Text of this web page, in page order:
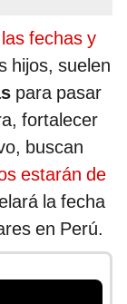
las fechas y
hijos, suelen
para pasar
fortalecer
buscan
estarán de
la fecha
en Perú.